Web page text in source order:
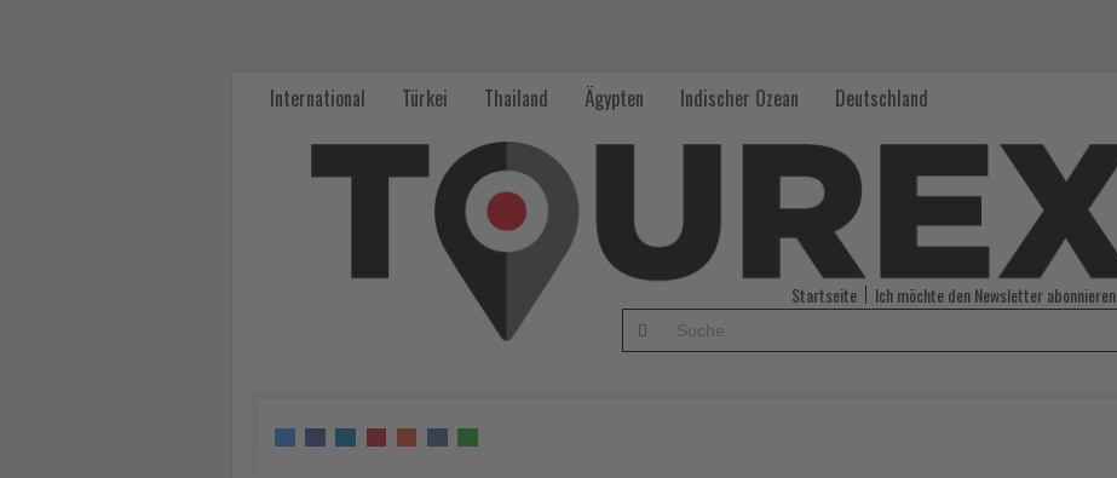
International Türkei Thailand Ägypten Indischer Ozean Deutschland
Startseite Ich möchte den Newsletter abonnieren